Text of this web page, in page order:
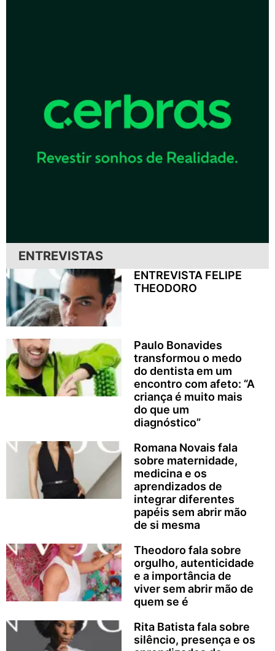
ENTREVISTAS
ENTREVISTA FELIPE
THEODORO
Paulo Bonavides
transformou o medo
do dentista em um
encontro com afeto: “A
criança é muito mais
do que um
diagnóstico”
Romana Novais fala
sobre maternidade,
medicina e os
aprendizados de
integrar diferentes
papéis sem abrir mão
de si mesma
Theodoro fala sobre
orgulho, autenticidade
e a importância de
viver sem abrir mão de
quem se é
Rita Batista fala sobre
silêncio, presença e os